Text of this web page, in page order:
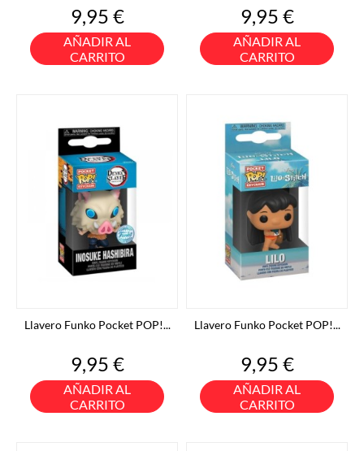
Precio
9,95 €
AÑADIR AL
CARRITO
Precio
9,95 €
AÑADIR AL
CARRITO
Llavero Funko Pocket POP!...
Precio
9,95 €
AÑADIR AL
CARRITO
Llavero Funko Pocket POP!...
Precio
9,95 €
AÑADIR AL
CARRITO